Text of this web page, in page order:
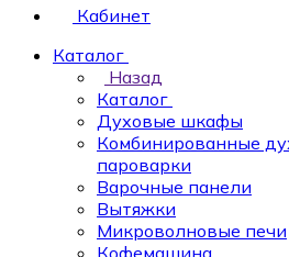
Кабинет
Каталог
Назад
Каталог
Духовые шкафы
Комбинированные
пароварки
Варочные панели
Вытяжки
Микроволновые печи
Кофемашина